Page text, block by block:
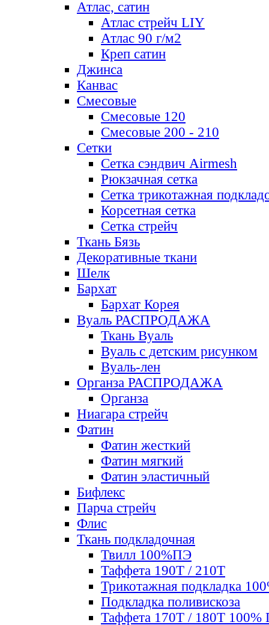
Атлас, сатин
Атлас стрейч LIY
Атлас 90 г/м2
Креп сатин
Джинса
Канвас
Смесовые
Смесовые 120
Смесовые 200 - 210
Сетки
Сетка сэндвич Airmesh
Рюкзачная сетка
Сетка трикотажная
Корсетная сетка
Сетка стрейч
Ткань Бязь
Декоративные ткани
Шелк
Бархат
Бархат Корея
Вуаль РАСПРОДАЖА
Ткань Вуаль
Вуаль с детским рисунком
Вуаль-лен
Органза РАСПРОДАЖА
Органза
Ниагара стрейч
Фатин
Фатин жесткий
Фатин мягкий
Фатин элаcтичный
Бифлекс
Парча стрейч
Флис
Ткань подкладочная
Твилл 100%ПЭ
Таффета 190Т / 210Т
Трикотажная подкладка
Подкладка поливискоза
Таффета 170Т / 180Т 100%